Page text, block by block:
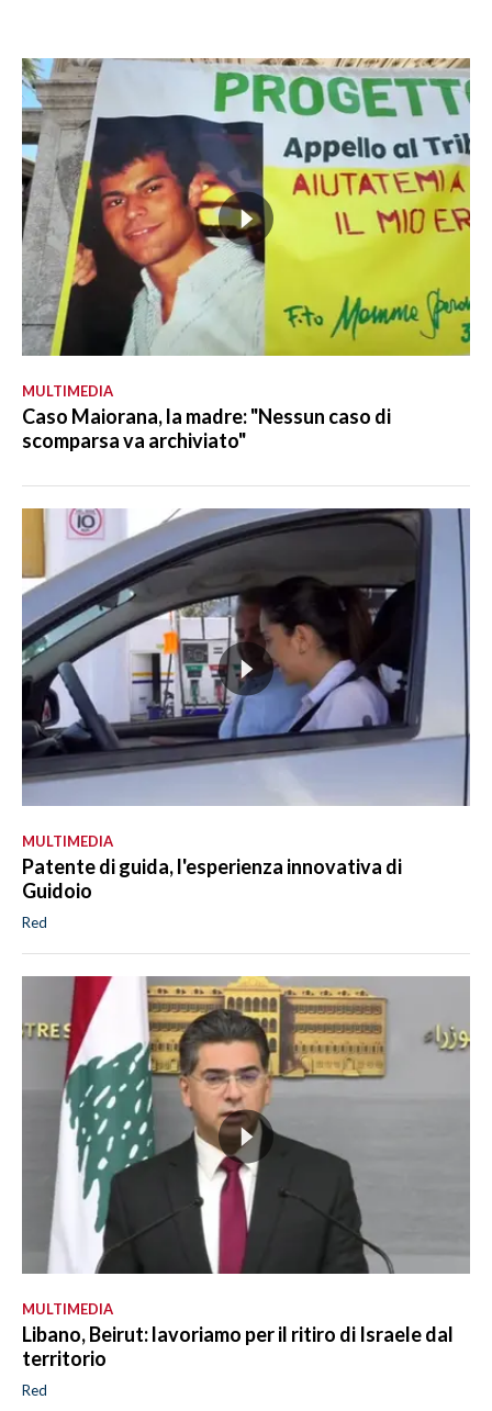
MULTIMEDIA
Caso Maiorana, la madre: "Nessun caso di
scomparsa va archiviato"
MULTIMEDIA
Patente di guida, l'esperienza innovativa di
Guidoio
Red
MULTIMEDIA
Libano, Beirut: lavoriamo per il ritiro di Israele dal
territorio
Red